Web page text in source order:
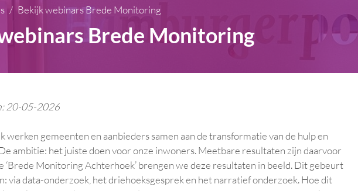
Bekijk webinars Brede Monitoring
Brede Monitoring
20-05-2026
werken gemeenten en aanbieders samen aan de transformatie van de hulp en
ambitie: het juiste doen voor onze inwoners. Meetbare resultaten zijn daarvoor
‘Brede Monitoring Achterhoek’ brengen we deze resultaten in beeld. Dit gebeurt
via data-onderzoek, het driehoeksgesprek en het narratief onderzoek. Hoe dit